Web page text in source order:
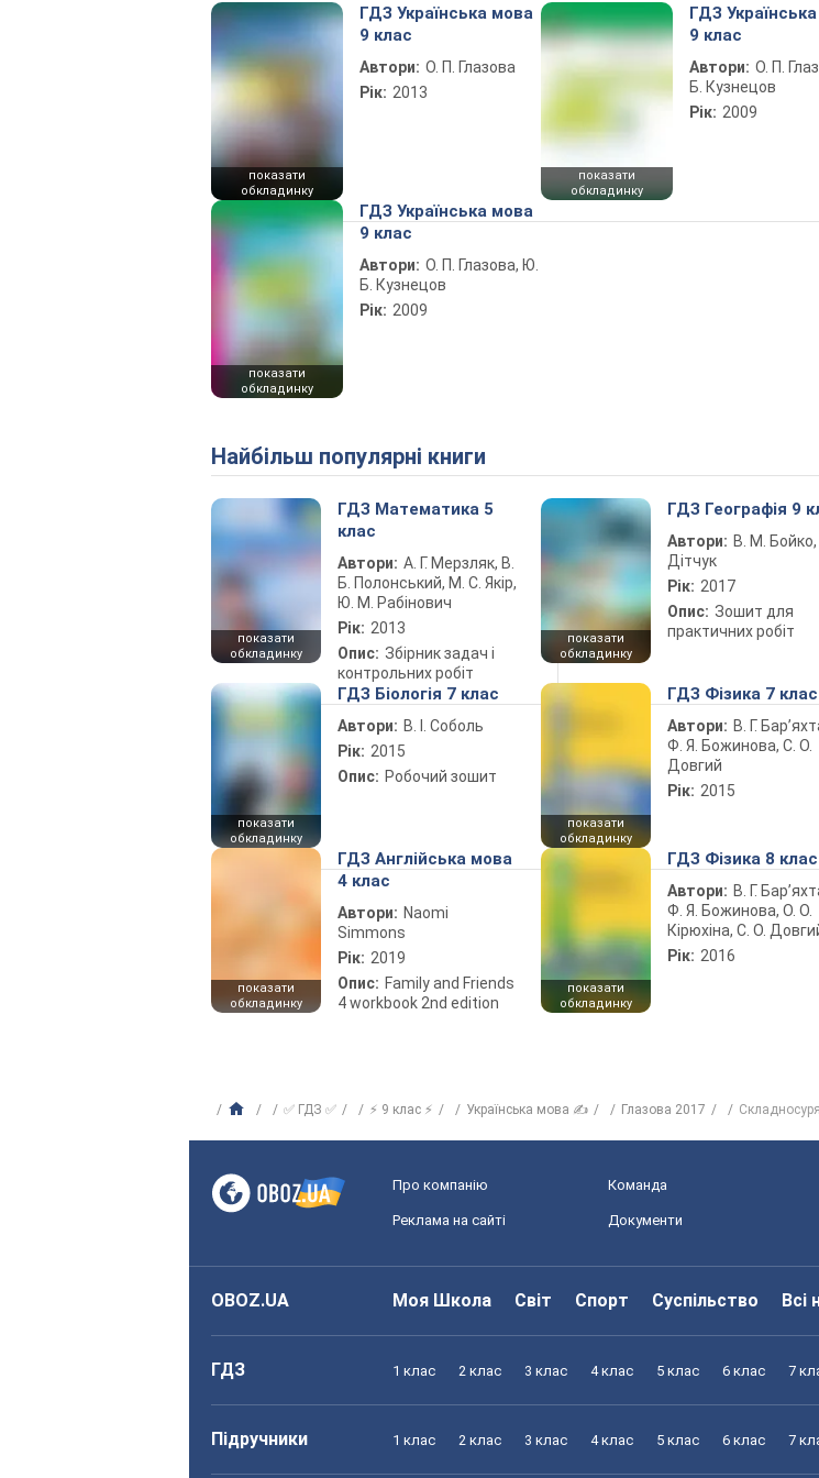
показати
обкладинку
ГДЗ Українська мова
9 клас
Автори: О. П. Глазова
Рік: 2013
показати
обкладинку
ГДЗ
9 клас
Автори: О. П.
Б. Кузнецов
Рік: 2009
показати
обкладинку
ГДЗ Українська мова
9 клас
Автори: О. П. Глазова, Ю.
Б. Кузнецов
Рік: 2009
Найбільш популярні книги
показати
обкладинку
ГДЗ Математика 5
клас
Автори: А. Г. Мерзляк, В.
Б. Полонський, М. С. Якір,
Ю. М. Рабінович
Рік: 2013
Опис: Збірник задач і
контрольних робіт
показати
обкладинку
ГДЗ Географія 9
Автори: В. М. Бойко,
Дітчук
Рік: 2017
Опис: Зошит для
практичних робіт
показати
обкладинку
ГДЗ Біологія 7 клас
Автори: В. І. Соболь
Рік: 2015
Опис: Робочий зошит
показати
обкладинку
ГДЗ Фізика 7 клас
Автори: В. Г.
Ф. Я. Божинова, С. О.
Довгий
Рік: 2015
показати
обкладинку
ГДЗ Англійська мова
4 клас
Автори: Naomi
Simmons
Рік: 2019
Опис: Family and Friends
4 workbook 2nd edition
показати
обкладинку
ГДЗ Фізика 8 клас
Автори: В. Г.
Ф. Я. Божинова, О. О.
Кірюхіна, С. О.
Рік: 2016
✅ ГДЗ ✅ ⚡ 9 клас ⚡ Українська мова ✍ Глазова 2017
Про компанію Команда
Реклама на сайті Документи
OBOZ.UA Моя Школа Світ Спорт Суспільство Всі
ГДЗ 1 клас 2 клас 3 клас 4 клас 5 клас 6 клас 7
Підручники 1 клас 2 клас 3 клас 4 клас 5 клас 6 клас 7